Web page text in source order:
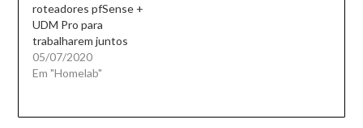
roteadores pfSense +
UDM Pro para
trabalharem juntos
05/07/2020
Em "Homelab"